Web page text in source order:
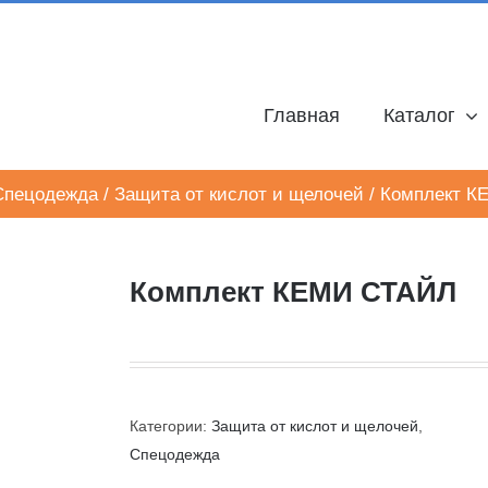
Главная Каталог
/ Защита от кислот и щелочей / Комплект
Комплект КЕМИ СТАЙЛ
Категории: Защита от кислот и щелочей
Спецодежда